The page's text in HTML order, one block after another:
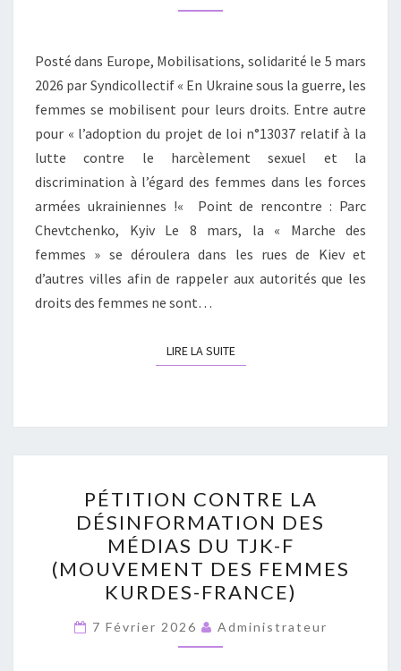
DES
LE
8
MARS
Posté dans Europe, Mobilisations, solidarité le 5 mars
2026 par Syndicollectif « En Ukraine sous la guerre, les
femmes se mobilisent pour leurs droits. Entre autre
pour « l’adoption du projet de loi n°13037 relatif à la
lutte contre le harcèlement sexuel et la
discrimination à l’égard des femmes dans les forces
armées ukrainiennes !« Point de rencontre : Parc
Chevtchenko, Kyiv Le 8 mars, la « Marche des
femmes » se déroulera dans les rues de Kiev et
d’autres villes afin de rappeler aux autorités que les
droits des femmes ne sont…
LIRE LA SUITELIRE LA SUITE
CONTRE
LA
DÉSINFORMATION
DES
MÉDIAS
DU
TJK-
PÉTITION CONTRE LA
DÉSINFORMATION DES
MÉDIAS DU TJK-F
(MOUVEMENT DES FEMMES
KURDES-FRANCE)
7 Février 2026 Administrateur